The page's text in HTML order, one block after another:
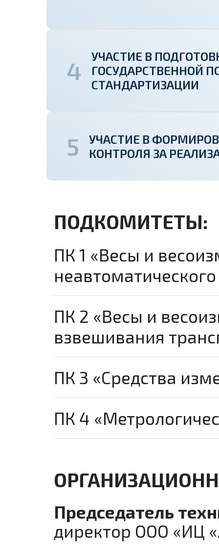
УЧАСТИЕ В
ГОСУДАРСТВЕННОЙ
СТАНДАРТИЗАЦИИ
УЧАСТИЕ В
КОНТРОЛЯ ЗА
ПОДКОМИТЕТЫ:
ПК 1 «Весы и
ПК 2 «Весы и
взвешивания
ПК 3 «Средства
ПК 4
Председатель
директор ООО «ИЦ